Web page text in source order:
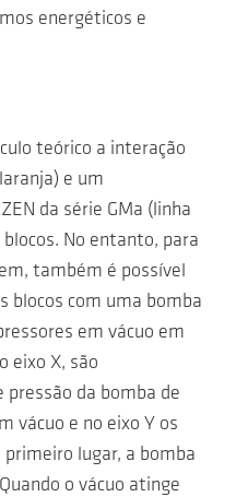
energéticos e
teórico a interação
e um
da série GMa (linha
No entanto, para
também é possível
blocos com uma bomba
em vácuo em
eixo X, são
da bomba de
vácuo e no eixo Y os
lugar, a bomba
o vácuo atinge